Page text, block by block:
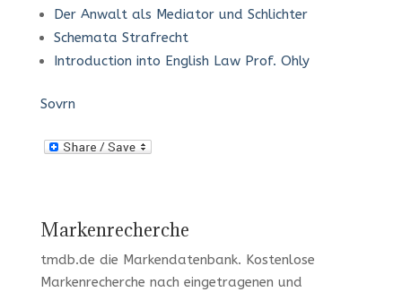
Der Anwalt als Mediator und Schlichter
Schemata Strafrecht
Introduction into English Law Prof. Ohly
Sovrn
Markenrecherche
tmdb.de die Markendatenbank. Kostenlose
Markenrecherche nach eingetragenen und